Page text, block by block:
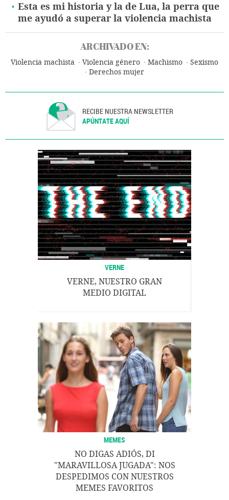
Esta es mi historia y la de Lua, la perra que
me ayudó a superar la violencia machista
ARCHIVADO EN:
Violencia machista Violencia género Machismo
Sexismo
Derechos mujer
RECIBE NUESTRA NEWSLETTER
APÚNTATE AQUÍ
VERNE
VERNE, NUESTRO GRAN
MEDIO DIGITAL
MEMES
NO DIGAS ADIÓS, DI
"MARAVILLOSA JUGADA": NOS
DESPEDIMOS CON NUESTROS
MEMES FAVORITOS